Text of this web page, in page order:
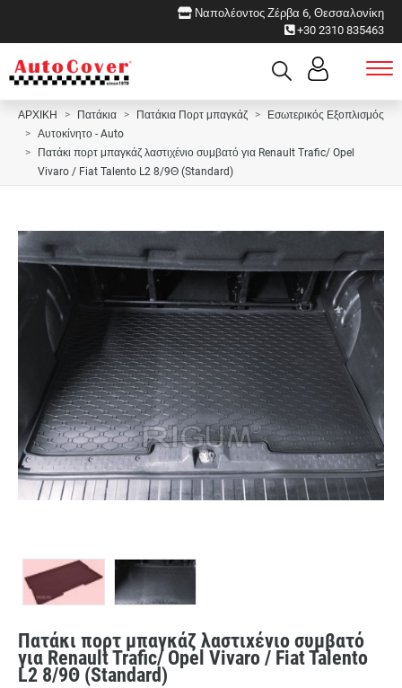
Ναπολέοντος Ζέρβα 6, Θεσσαλονίκη
+30 2310 835463
ΑΡΧΙΚΗ Πατάκια Πατάκια Πορτ μπαγκάζ
Εσωτερικός Εξοπλισμός
Αυτοκίνητο - Auto
Πατάκι πορτ μπαγκάζ λαστιχένιο συμβατό για Renault Trafic/ Opel
Vivaro / Fiat Talento L2 8/9Θ (Standard)
Πατάκι πορτ μπαγκάζ λαστιχένιο συμβατό
για Renault Trafic/ Opel Vivaro / Fiat Talento
L2 8/9Θ (Standard)